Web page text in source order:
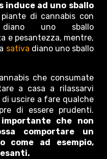
induce ad uno sballo
di cannabis con
uno sballo
e pesantezza, mentre,
sativa diano uno sballo
che consumate
a casa a rilassarvi
uscire a fare qualche
di essere prudenti.
che non
comportare un
come ad esempio,